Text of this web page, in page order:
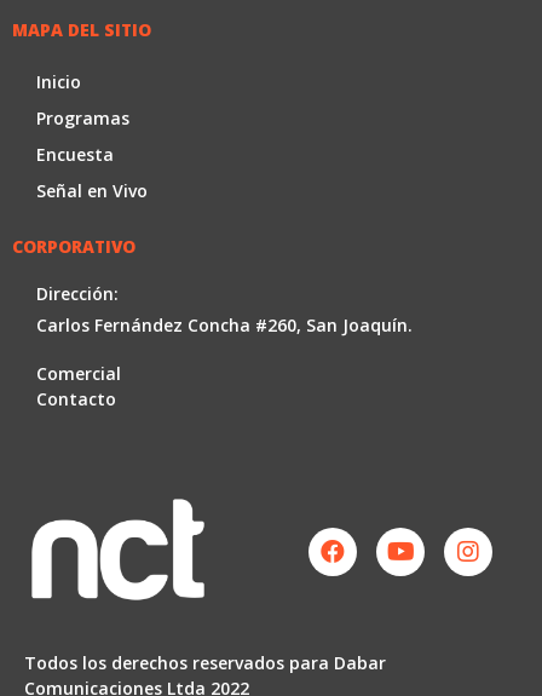
MAPA DEL SITIO
Inicio
Programas
Encuesta
Señal en Vivo
CORPORATIVO
Dirección:
Carlos Fernández Concha #260, San Joaquín.
Comercial
Contacto
Todos los derechos reservados para Dabar
Comunicaciones Ltda 2022